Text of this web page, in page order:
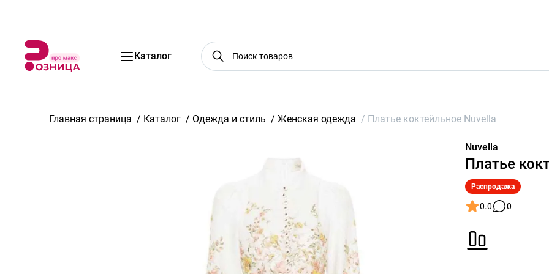
Каталог
Главная страница / Каталог / Одежда и стиль / Женская одежда / Платье коктейльное Nuvella
Nuvella
Платье
Распродажа
0.0 0